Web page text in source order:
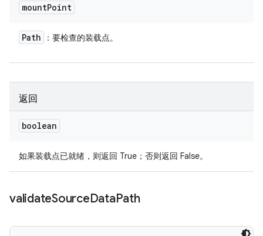
mountPoint
Path ：要检查的装载点。
返回
boolean
如果装载点已就绪，则返回 True；否则返回 False。
validateSourceDataPath